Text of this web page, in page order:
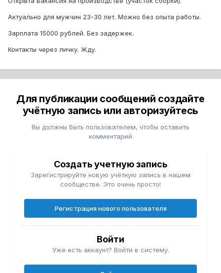
Актуально для мужчин 23-30 лет. Можно без опыта работы.
Зарплата 15000 рублей. Без задержек.
Контакты через личку. Жду.
Для публикации сообщений создайте
учётную запись или авторизуйтесь
Вы должны быть пользователем, чтобы оставить
комментарий
Создать учетную запись
Зарегистрируйте новую учётную запись в нашем
сообществе. Это очень просто!
Регистрация нового пользователя
Войти
Уже есть аккаунт? Войти в систему.